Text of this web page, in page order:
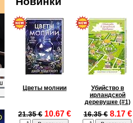
Цветы молнии
21.35 € 10.67 €
Убийство в
ирландской
деревушке (#1)
16.35 € 8.17 €